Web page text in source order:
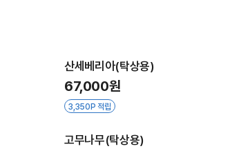
산세베리아(탁상용)
67,000원
3,350P 적립
고무나무(탁상용)